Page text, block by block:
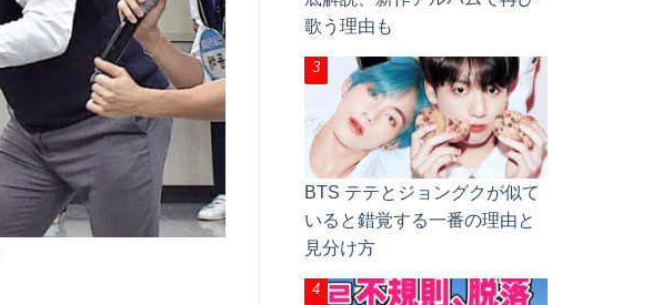
歌う理由も
BTS テテとジョングクが似て
いると錯覚する一番の理由と
見分け方